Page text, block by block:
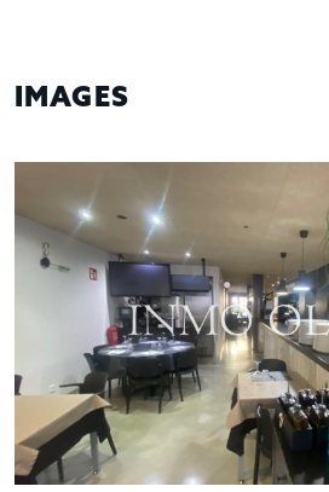
IMAGES